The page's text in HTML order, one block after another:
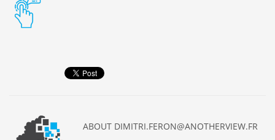
ABOUT DIMITRI.FERON@ANOTHERVIEW.FR